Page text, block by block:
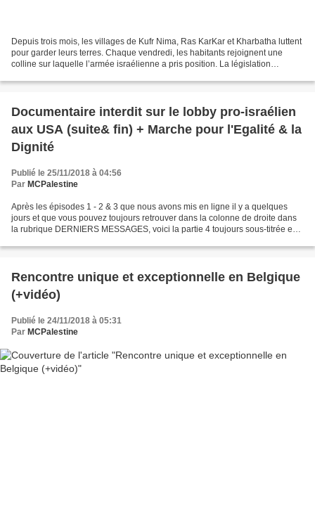
Depuis trois mois, les villages de Kufr Nima, Ras KarKar et Kharbatha luttent
pour garder leurs terres. Chaque vendredi, les habitants rejoignent une
colline sur laquelle l’armée israélienne a pris position. La législation
Documentaire interdit sur le lobby pro-israélien
aux USA (suite& fin) + Marche pour l'Egalité & la
Dignité
Publié le 25/11/2018 à 04:56
Par MCPalestine
Après les épisodes 1 - 2 & 3 que nous avons mis en ligne il y a quelques
jours et que vous pouvez toujours retrouver dans la colonne de droite dans
la rubrique DERNIERS MESSAGES, voici la partie 4 toujours sous-titrée en
Rencontre unique et exceptionnelle en Belgique
(+vidéo)
Publié le 24/11/2018 à 05:31
Par MCPalestine